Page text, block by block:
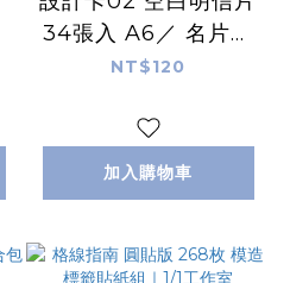
34張入 A6／ 名片尺
寸 ｜1/1工作室
NT$120
加入購物車